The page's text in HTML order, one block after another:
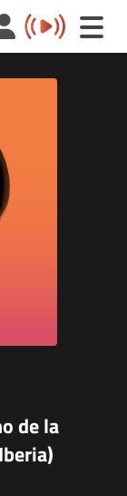
Toggle
de la